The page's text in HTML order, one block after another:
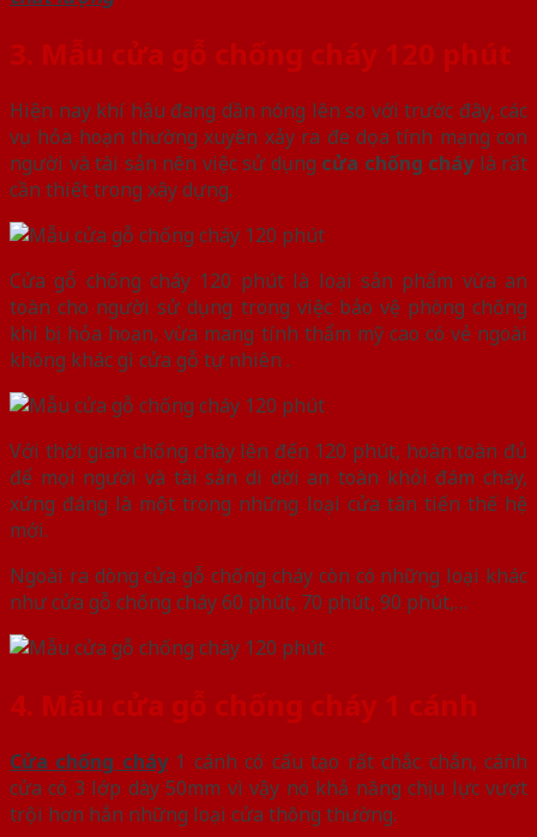
3. Mẫu cửa gỗ chống cháy 120 phút
Hiện nay khí hậu đang dần nóng lên so với trước đây, các
vụ hỏa hoạn thường xuyên xảy ra đe dọa tính mạng con
người và tài sản nên việc sử dụng cửa chống cháylà rất
cần thiết trong xây dựng.
Cửa gỗ chống cháy 120 phút là loại sản phẩm vừa an
toàn cho người sử dụng trong việc bảo vệ phòng chống
khi bị hỏa hoạn, vừa mang tính thẩm mỹ cao có vẻ ngoài
không khác gì cửa gỗ tự nhiên .
Với thời gian chống cháy lên đến 120 phút, hoàn toàn đủ
để mọi người và tài sản di dời an toàn khỏi đám cháy,
xứng đáng là một trong những loại cửa tân tiến thế hệ
mới.
Ngoài ra dòng cửa gỗ chống cháy còn có những loại khác
như cửa gỗ chống cháy 60 phút, 70 phút, 90 phút,…
4. Mẫu cửa gỗ chống cháy 1 cánh
Cửa chống cháy1 cánh có cấu tạo rất chắc chắn, cánh
cửa có 3 lớp dày 50mm vì vậy nó khả năng chịu lực vượt
trội hơn hẳn những loại cửa thông thường.